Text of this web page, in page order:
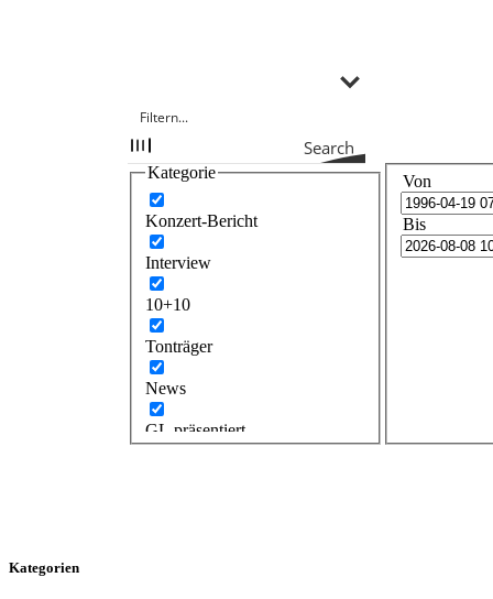
Search
Kategorie
Konzert-Bericht
Interview
10+10
Tonträger
News
GL präsentiert
Von
Bis
Kategorien